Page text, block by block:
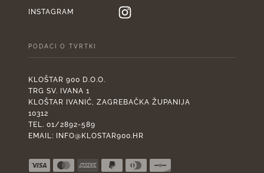
INSTAGRAM
PODACI O TVRTKI
KLOŠTAR 900 D.O.O.
TRG SV. IVANA 1
KLOŠTAR IVANIĆ, ZAGREBAČKA ŽUPANIJA
10312
TEL. 01/2892-589
EMAIL: INFO@KLOSTAR900.HR